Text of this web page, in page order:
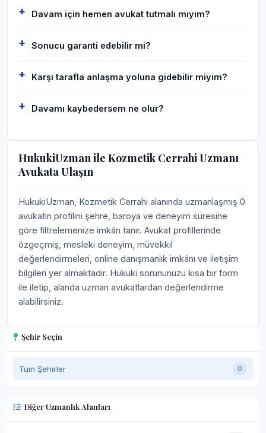
Şehir Seçin
Tüm Şehirler 0
Diğer Uzmanlık Alanları
Davam için hemen avukat tutmalı mıyım?
Sonucu garanti edebilir mi?
Karşı tarafla anlaşma yoluna gidebilir miyim?
Davamı kaybedersem ne olur?
HukukiUzman ile Kozmetik Cerrahi Uzmanı
Avukata Ulaşın
HukukiUzman, Kozmetik Cerrahi alanında uzmanlaşmış 0
avukatın profilini şehre, baroya ve deneyim süresine
göre filtrelemenize imkân tanır. Avukat profillerinde
özgeçmiş, mesleki deneyim, müvekkil
değerlendirmeleri, online danışmanlık imkânı ve iletişim
bilgileri yer almaktadır. Hukuki sorununuzu kısa bir form
ile iletip, alanda uzman avukatlardan değerlendirme
alabilirsiniz.